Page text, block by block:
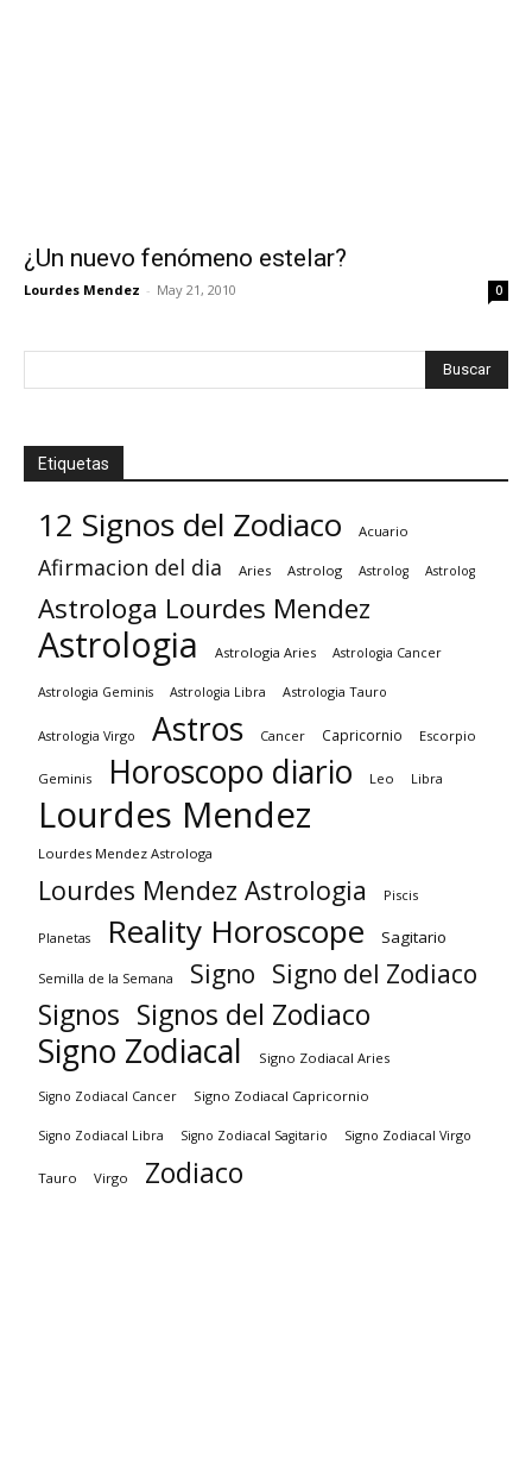
¿Un nuevo fenómeno estelar?
Lourdes Mendez - May 21, 2010 0
Etiquetas
12 Signos del Zodiaco Acuario
Afirmacion del dia Aries Astrolog Astrolog Astrolog
Astrologa Lourdes Mendez
Astrologia Astrologia Aries Astrologia Cancer
Astrologia Geminis Astrologia Libra Astrologia Tauro
Astrologia Virgo Astros Cancer Capricornio Escorpio
Geminis Horoscopo diario Leo Libra
Lourdes Mendez
Lourdes Mendez Astrologa
Lourdes Mendez Astrologia Piscis
Planetas Reality Horoscope Sagitario
Semilla de la Semana Signo Signo del Zodiaco
Signos Signos del Zodiaco
Signo Zodiacal Signo Zodiacal Aries
Signo Zodiacal Cancer Signo Zodiacal Capricornio
Signo Zodiacal Libra Signo Zodiacal Sagitario Signo Zodiacal Virgo
Tauro Virgo Zodiaco